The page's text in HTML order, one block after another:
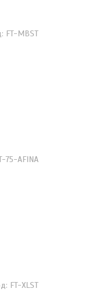
FT-MBST
75-AFINA
FT-XLST